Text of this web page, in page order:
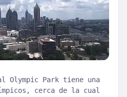
Olympic Park tiene una
cerca de la cual